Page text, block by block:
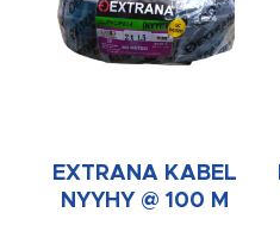
EXTRANA KABEL
NYYHY @ 100 M